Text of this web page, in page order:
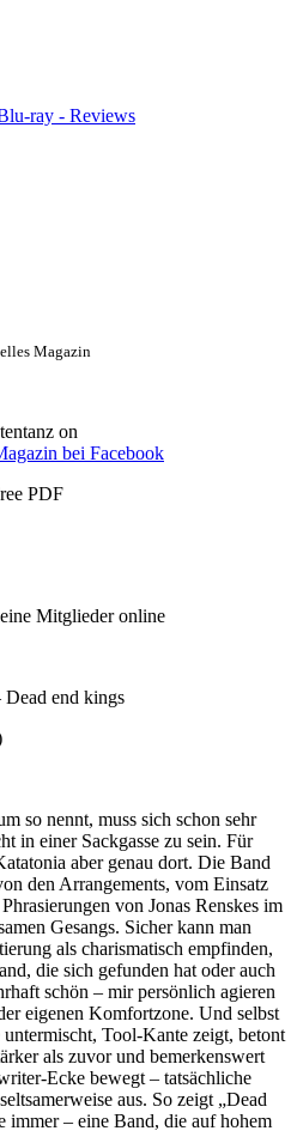
ray - Reviews
Magazin
on
PDF
Mitglieder online
Dead end kings
so nennt, muss sich schon sehr
in einer Sackgasse zu sein. Für
aber genau dort. Die Band
den Arrangements, vom Einsatz
von Jonas Renskes im
Gesangs. Sicher kann man
als charismatisch empfinden,
die sich gefunden hat oder auch
schön – mir persönlich agieren
eigenen Komfortzone. Und selbst
Tool-Kante zeigt, betont
als zuvor und bemerkenswert
Ecke bewegt – tatsächliche
aus. So zeigt „Dead
immer – eine Band, die auf hohem